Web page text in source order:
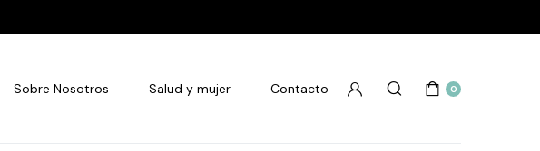
Sobre Nosotros Salud y mujer Contacto 0